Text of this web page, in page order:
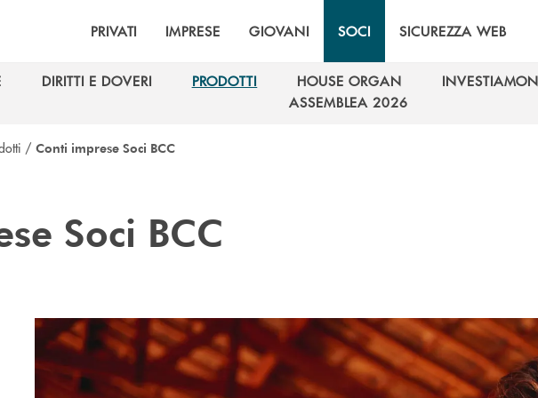
PRIVATI IMPRESE GIOVANI SOCI SICUREZZA WEB
DIRITTI E DOVERI
PRODOTTI
HOUSE ORGAN
HOUSE ORGAN
ASSEMBLEA 2026
/ Conti imprese Soci BCC
Soci BCC